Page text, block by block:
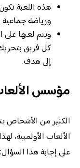
هذه اللعبة
ورياضة جماعية
ويتم لعبها
كل فريق
إلى هدف.
مؤسس
الكثير من
الألعاب الأولمبية،
على إجابة هذا السؤال: